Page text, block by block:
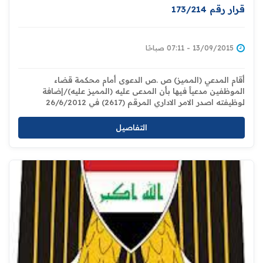
قرار رقم 173/214
13/09/2015 - 07:11 صباحًا
أقام المدعي (المميز) ص .ص الدعوى أمام محكمة قضاء
الموظفين مدعياً فيها بأن المدعى عليه (المميز عليه)/إضافة
لوظيفته اصدر الامر الاداري المرقم (2617) في 26/6/2012
واحدة استناداً لاحكام المادة (316) عقوبات فقدم طلباً لغرض اعادته
الى الوظيفة فرفض طلبه بالكتاب المرقم (5765) في 12/5/2013
التفاصيل